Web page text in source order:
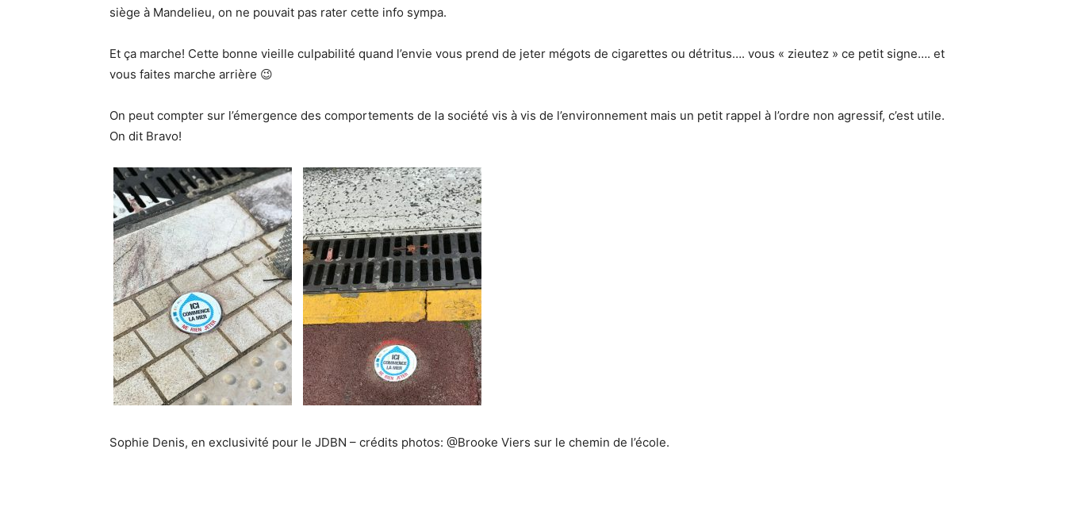
siège à Mandelieu, on ne pouvait pas rater cette info sympa.
Et ça marche! Cette bonne vieille culpabilité quand l’envie vous prend de jeter mégots de cigarettes ou détritus…. vous « zieutez » ce petit signe…. et
vous faites marche arrière 😉
On peut compter sur l’émergence des comportements de la société vis à vis de l’environnement mais un petit rappel à l’ordre non agressif, c’est utile.
On dit Bravo!
Sophie Denis, en exclusivité pour le JDBN – crédits photos: @Brooke Viers sur le chemin de l’école.